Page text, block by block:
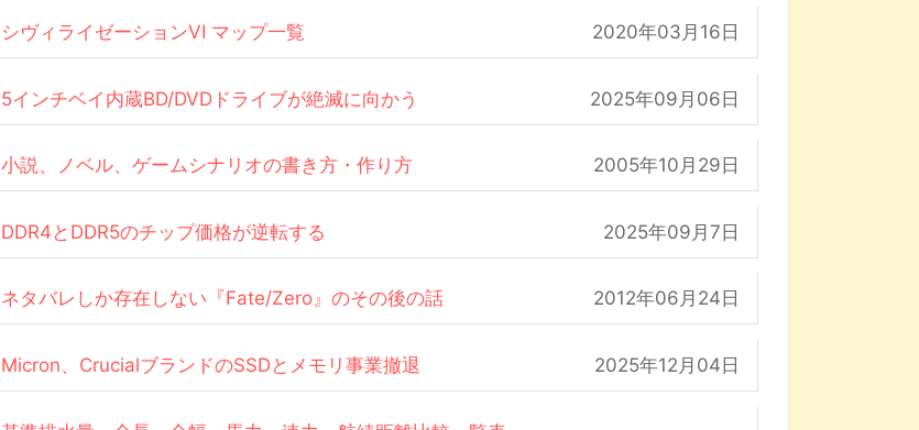
シヴィライゼーションVI マップ一覧 2020年03月16日
5インチベイ内蔵BD/DVDドライブが絶滅に向かう 2025年09月06日
小説、ノベル、ゲームシナリオの書き方・作り方 2005年10月29日
DDR4とDDR5のチップ価格が逆転する 2025年09月7日
ネタバレしか存在しない『Fate/Zero』のその後の話 2012年06月24日
Micron、CrucialブランドのSSDとメモリ事業撤退 2025年12月04日